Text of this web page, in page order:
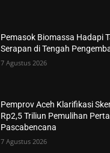
Pemasok Biomassa Hadapi
Serapan di Tengah
7 Agustus 2026
Pemprov Aceh Klarifikasi
Rp2,5 Triliun Pemulihan
Pascabencana
7 Agustus 2026